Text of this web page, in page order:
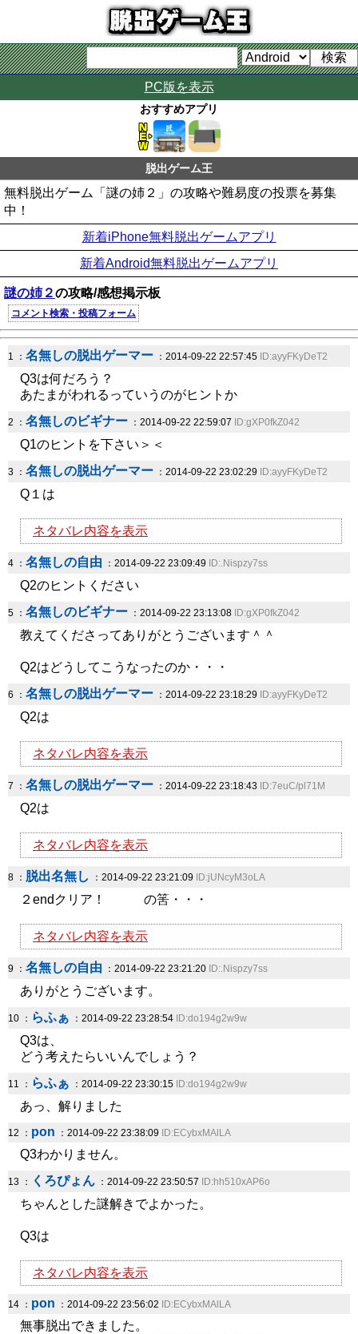
PC版を表示
おすすめアプリ
脱出ゲーム王
無料脱出ゲーム「謎の姉２」の攻略や難易度の投票を募集
中！
新着iPhone無料脱出ゲームアプリ
新着Android無料脱出ゲームアプリ
謎の姉２の攻略/感想掲示板
コメント検索・投稿フォーム
1 ： 名無しの脱出ゲーマー ：2014-09-22 22:57:45 ID:ayyFKyDeT2
Q3は何だろう？
あたまがわれるっていうのがヒントか
2 ： 名無しのビギナー ：2014-09-22 22:59:07 ID:gXP0fkZ042
Q1のヒントを下さい＞＜
3 ： 名無しの脱出ゲーマー ：2014-09-22 23:02:29 ID:ayyFKyDeT2
Q１は
ネタバレ内容を表示
4 ： 名無しの自由 ：2014-09-22 23:09:49 ID:.Nispzy7ss
Q2のヒントください
5 ： 名無しのビギナー ：2014-09-22 23:13:08 ID:gXP0fkZ042
教えてくださってありがとうございます＾＾
Q2はどうしてこうなったのか・・・
6 ： 名無しの脱出ゲーマー ：2014-09-22 23:18:29 ID:ayyFKyDeT2
Q2は
ネタバレ内容を表示
7 ： 名無しの脱出ゲーマー ：2014-09-22 23:18:43 ID:7euC/pl71M
Q2は
ネタバレ内容を表示
8 ： 脱出名無し ：2014-09-22 23:21:09 ID:jUNcyM3oLA
２endクリア！ の筈・・・
ネタバレ内容を表示
9 ： 名無しの自由 ：2014-09-22 23:21:20 ID:.Nispzy7ss
ありがとうございます。
10 ： らふぁ ：2014-09-22 23:28:54 ID:do194g2w9w
Q3は、
どう考えたらいいんでしょう？
11 ： らふぁ ：2014-09-22 23:30:15 ID:do194g2w9w
あっ、解りました
12 ： pon ：2014-09-22 23:38:09 ID:ECybxMAlLA
Q3わかりません。
13 ： くろぴょん ：2014-09-22 23:50:57 ID:hh510xAP6o
ちゃんとした謎解きでよかった。
Q3は
ネタバレ内容を表示
14 ： pon ：2014-09-22 23:56:02 ID:ECybxMAlLA
無事脱出できました。